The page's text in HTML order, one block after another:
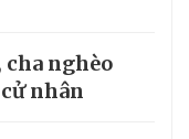
cha nghèo
nhân